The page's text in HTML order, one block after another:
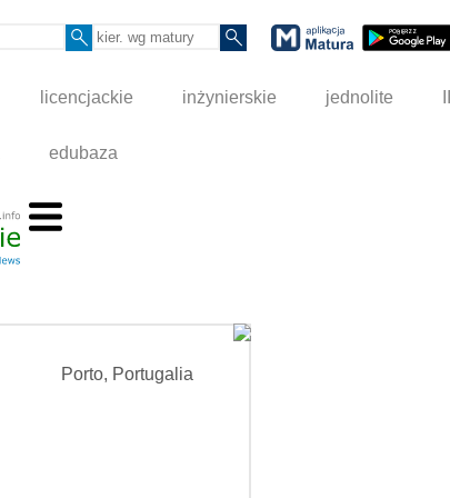
licencjackie inżynierskie jednolite
edubaza
Porto, Portugalia